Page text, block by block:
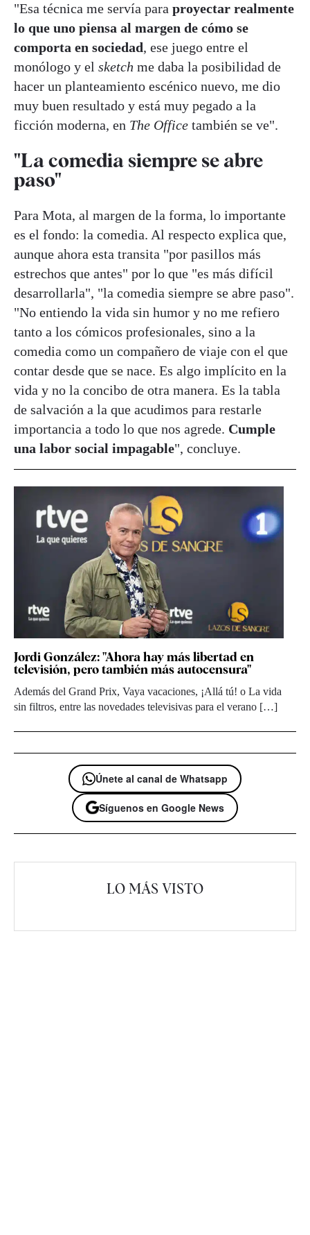
"Esa técnica me servía para proyectar realmente
lo que uno piensa al margen de cómo se
comporta en sociedad, ese juego entre el
monólogo y el sketch me daba la posibilidad de
hacer un planteamiento escénico nuevo, me dio
muy buen resultado y está muy pegado a la
ficción moderna, en The Office también se ve".
"La comedia siempre se abre
paso"
Para Mota, al margen de la forma, lo importante
es el fondo: la comedia. Al respecto explica que,
aunque ahora esta transita "por pasillos más
estrechos que antes" por lo que "es más difícil
desarrollarla", "la comedia siempre se abre paso".
"No entiendo la vida sin humor y no me refiero
tanto a los cómicos profesionales, sino a la
comedia como un compañero de viaje con el que
contar desde que se nace. Es algo implícito en la
vida y no la concibo de otra manera. Es la tabla
de salvación a la que acudimos para restarle
importancia a todo lo que nos agrede. Cumple
una labor social impagable", concluye.
Jordi González: "Ahora hay más libertad en
televisión, pero también más autocensura"
Además del Grand Prix, Vaya vacaciones, ¡Allá tú! o La vida
sin filtros, entre las novedades televisivas para el verano […]
Únete al canal de Whatsapp
Síguenos en Google News
LO MÁS VISTO